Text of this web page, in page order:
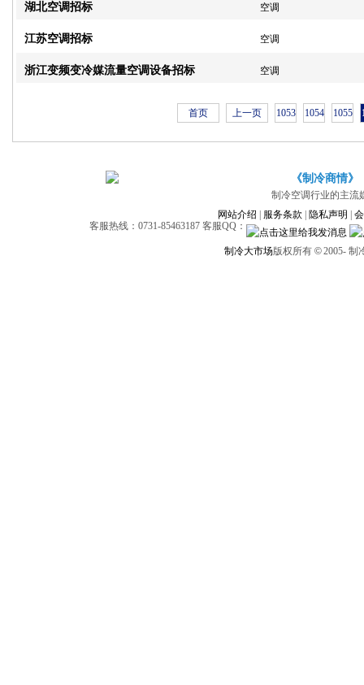
湖北空调招标 空调
江苏空调招标 空调
浙江变频变冷媒流量空调设备招标 空调
首页 上一页 1053 1054 1055
《制冷商情》
制冷空调行业的主流
网站介绍
服务条款 隐私声明
客服热线：0731-85463187 客服QQ：
制冷大市场版权所有 ©2005-制